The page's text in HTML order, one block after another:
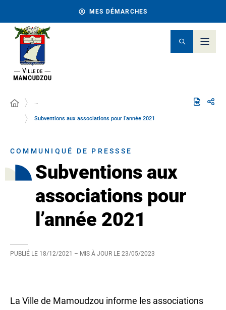
MES DÉMARCHES
…
Subventions aux associations pour l’année 2021
COMMUNIQUÉ DE PRESSSE
Subventions aux
associations pour
l’année 2021
PUBLIÉ LE 18/12/2021 – MIS À JOUR LE 23/05/2023
La Ville de Mamoudzou informe les associations